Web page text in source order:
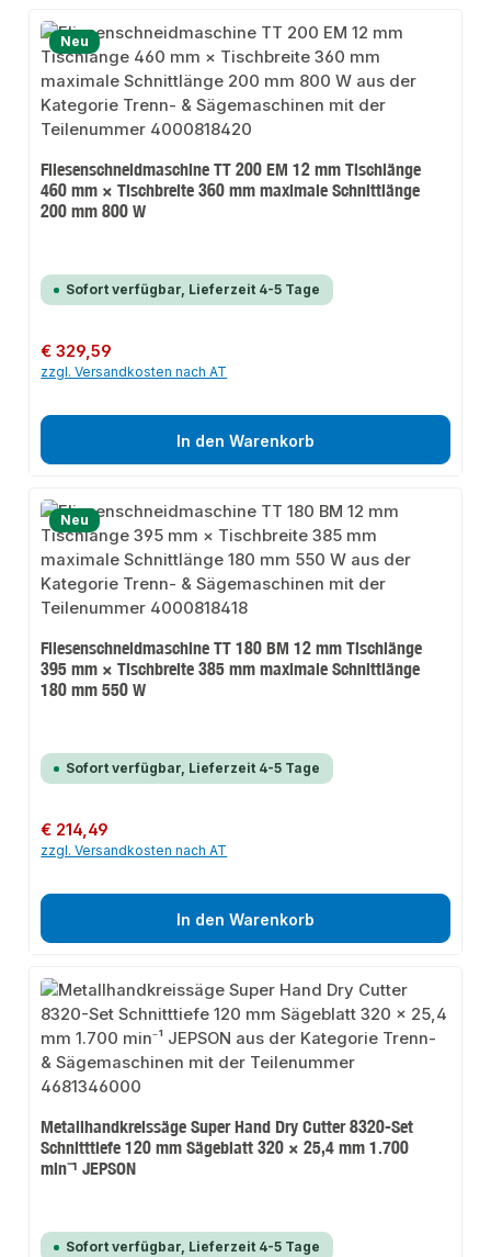
Neu
Fliesenschneidmaschine TT 200 EM 12 mm Tischlänge
460 mm × Tischbreite 360 mm maximale Schnittlänge
200 mm 800 W
Sofort verfügbar, Lieferzeit 4-5 Tage
Regulärer Preis:
€ 329,59
zzgl. Versandkosten nach AT
In den Warenkorb
Neu
Fliesenschneidmaschine TT 180 BM 12 mm Tischlänge
395 mm × Tischbreite 385 mm maximale Schnittlänge
180 mm 550 W
Sofort verfügbar, Lieferzeit 4-5 Tage
Regulärer Preis:
€ 214,49
zzgl. Versandkosten nach AT
In den Warenkorb
Metallhandkreissäge Super Hand Dry Cutter 8320-Set
Schnitttiefe 120 mm Sägeblatt 320 × 25,4 mm 1.700
min⁻¹ JEPSON
Sofort verfügbar, Lieferzeit 4-5 Tage